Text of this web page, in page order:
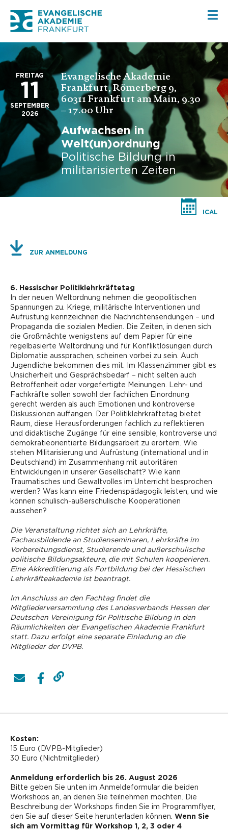
FREITAG
11
SEPTEMBER
2026
Evangelische Akademie
Frankfurt, Römerberg 9,
60311 Frankfurt am Main, 9.30
– 17.00 Uhr
Aufwachsen in
Welt(un)ordnung
Politische Bildung in
militarisierten Zeiten
ICAL
ZUR ANMELDUNG
6. Hessischer Politiklehrkräftetag
In der neuen Weltordnung nehmen die geopolitischen
Spannungen zu. Kriege, militärische Interventionen und
Aufrüstung kennzeichnen die Nachrichtensendungen – und
Propaganda die sozialen Medien. Die Zeiten, in denen sich
die Großmächte wenigstens auf dem Papier für eine
regelbasierte Weltordnung und für Konfliktlösungen durch
Diplomatie aussprachen, scheinen vorbei zu sein. Auch
Jugendliche bekommen dies mit. Im Klassenzimmer gibt es
Unsicherheit und Gesprächsbedarf – nicht selten auch
Betroffenheit oder vorgefertigte Meinungen. Lehr- und
Fachkräfte sollen sowohl der fachlichen Einordnung
gerecht werden als auch Emotionen und kontroverse
Diskussionen auffangen. Der Politiklehrkräftetag bietet
Raum, diese Herausforderungen fachlich zu reflektieren
und didaktische Zugänge für eine sensible, kontroverse und
demokratieorientierte Bildungsarbeit zu erörtern. Wie
stehen Militarisierung und Aufrüstung (international und in
Deutschland) im Zusammenhang mit autoritären
Entwicklungen in unserer Gesellschaft? Wie kann
Traumatisches und Gewaltvolles im Unterricht besprochen
werden? Was kann eine Friedenspädagogik leisten, und wie
können schulisch-außerschulische Kooperationen
aussehen?
Die Veranstaltung richtet sich an Lehrkräfte,
Fachausbildende an Studienseminaren, Lehrkräfte im
Vorbereitungsdienst, ­Studierende und außerschulische
politische Bildungsakteure, die mit Schulen kooperieren.
Eine Akkreditierung als Fortbildung bei der Hessischen
Lehrkräfteakademie ist beantragt.
Im Anschluss an den Fachtag findet die
Mitgliederversammlung des Landesverbands Hessen der
Deutschen Vereinigung für Politische Bildung in den
Räumlichkeiten der Evangelischen Akademie Frankfurt
statt. Dazu erfolgt eine separate Einladung an die
Mitglieder der DVPB.
Kosten:
15 Euro (DVPB-Mitglieder)
30 Euro (Nichtmitglieder)
Anmeldung erforderlich bis 26. August 2026
Bitte geben Sie unten im Anmeldeformular die beiden
Workshops an, an denen Sie teilnehmen möchten. Die
Beschreibung der Workshops finden Sie im Programmflyer,
den Sie auf dieser Seite herunterladen können. Wenn Sie
sich am Vormittag für Workshop 1, 2, 3 oder 4